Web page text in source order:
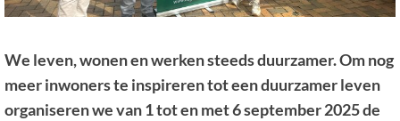
We leven, wonen en werken steeds duurzamer. Om nog
meer inwoners te inspireren tot een duurzamer leven
organiseren we van 1 tot en met 6 september 2025 de